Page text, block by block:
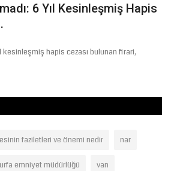
6 Yıl Kesinleşmiş Hapis
kesinleşmiş hapis cezası bulunan firari,
faziletleri ve önemi nedir nar
urfa emniyet müdürlüğü van